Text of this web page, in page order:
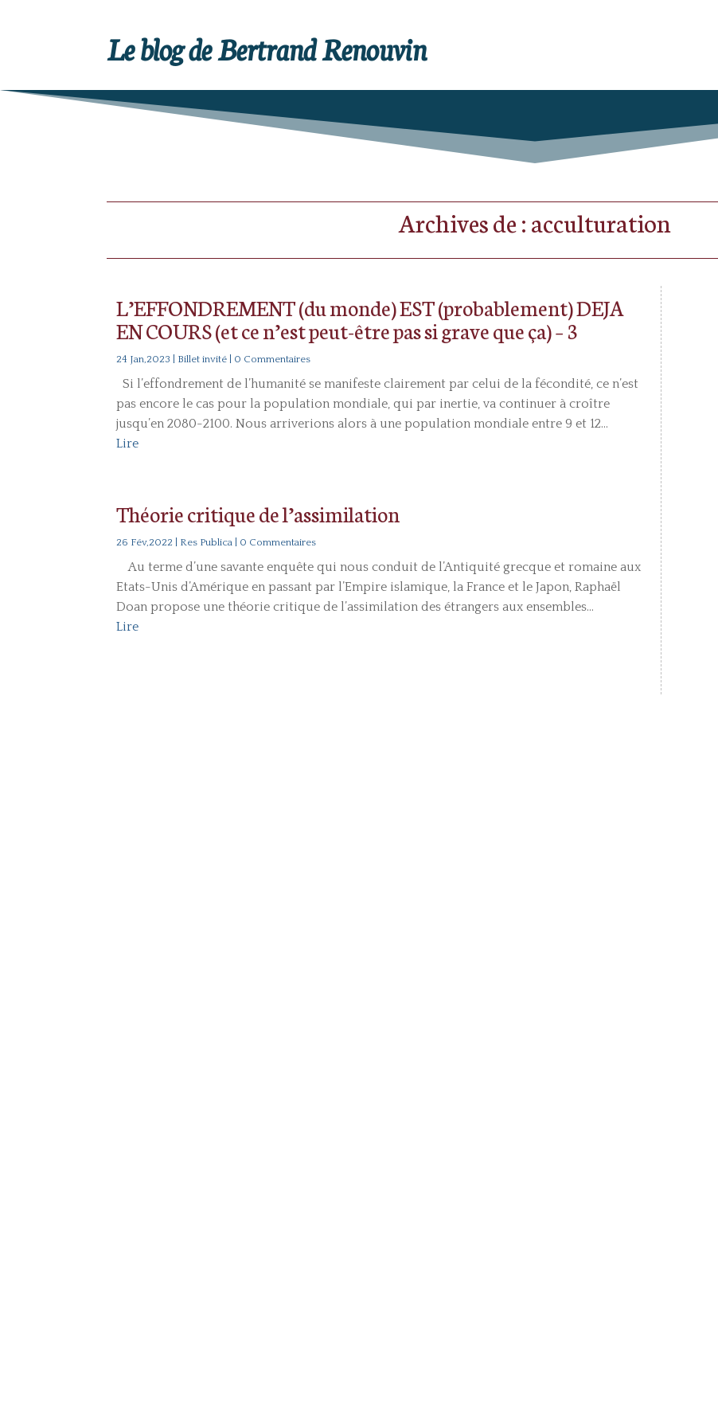
Le blog de Bertrand Renouvin
Archives de : acculturation
L’EFFONDREMENT (du monde) EST (probablement) DEJA
EN COURS (et ce n’est peut-être pas si grave que ça) – 3
24 Jan,2023 Billet invité | 0 Commentaires
Si l’effondrement de l’humanité se manifeste clairement par celui de la fécondité, ce n’est
pas encore le cas pour la population mondiale, qui par inertie, va continuer à croître
jusqu’en 2080-2100. Nous arriverions alors à une population mondiale entre 9 et 12...
Lire
Théorie critique de l’assimilation
26 Fév,2022 Res Publica | 0 Commentaires
Au terme d’une savante enquête qui nous conduit de l’Antiquité grecque et romaine aux
Etats-Unis d’Amérique en passant par l’Empire islamique, la France et le Japon, Raphaël
Doan propose une théorie critique de l’assimilation des étrangers aux ensembles...
Lire